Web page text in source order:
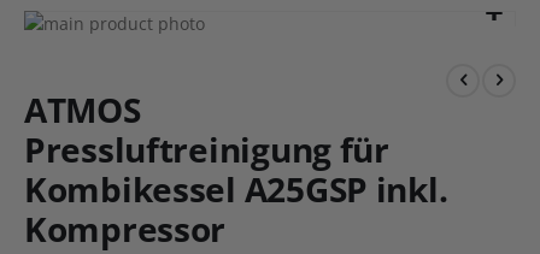
Zum
Bildgalerie
springen
der
Bildgalerie
springen
ATMOS
Pressluftreinigung für
Kombikessel A25GSP inkl.
Kompressor